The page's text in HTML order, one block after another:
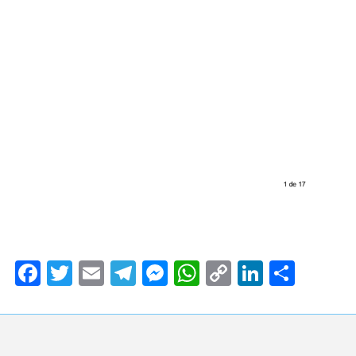
Facebook
Twitter
EmailTelegram
Messenger
WhatsApp
Copy
Link